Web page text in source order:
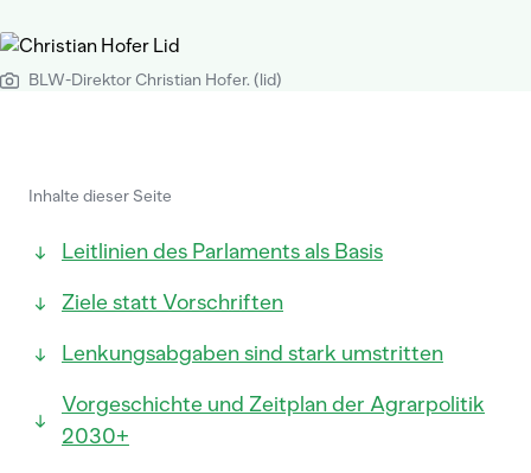
BLW-Direktor Christian Hofer. (lid)
Inhalte dieser Seite
Leitlinien des Parlaments als Basis
Ziele statt Vorschriften
Lenkungsabgaben sind stark umstritten
Vorgeschichte und Zeitplan der Agrarpolitik
2030+